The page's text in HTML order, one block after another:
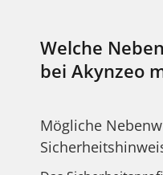
Welche
bei Akynzeo
Mögliche